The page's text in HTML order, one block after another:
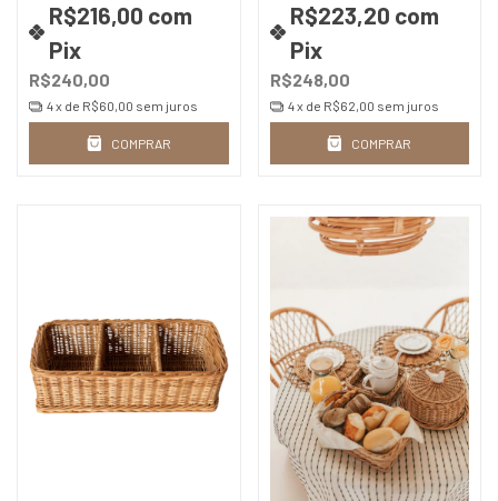
R$240,00
R$216,00 com
Pix
4x de R$60,00 sem juros
COMPRAR
R$248,00
R$223,20 com
Pix
4x de R$62,00 sem juros
COMPRAR